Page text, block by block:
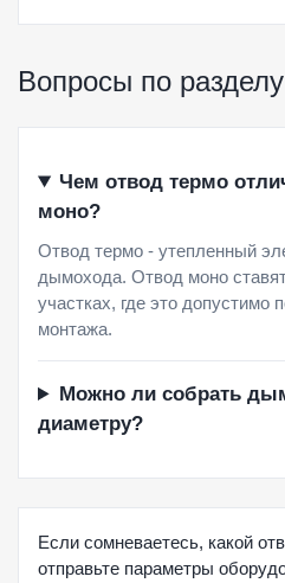
Вопросы по разделу
Чем отвод термо
моно?
Отвод термо - утепленный
дымохода. Отвод моно
участках, где это допустимо
монтажа.
Можно ли собрать
диаметру?
Если сомневаетесь, какой
отправьте параметры